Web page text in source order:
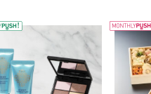
WEEKLY PUSH